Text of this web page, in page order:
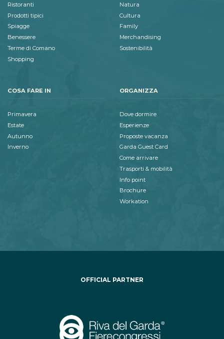
Ristoranti
Prodotti tipici
Spiagge
Benessere
Terme di Comano
Shopping
Natura
Cultura
Family
Merchandising
Sostenibilità
COSA FARE IN
Primavera
Estate
Autunno
Inverno
ORGANIZZA
Dove dormire
Esperienze
Proposte vacanza
Garda Guest Card
Come arrivare
Trasporti & mobilità
Info point
Brochure
Workation
OFFICIAL PARTNER